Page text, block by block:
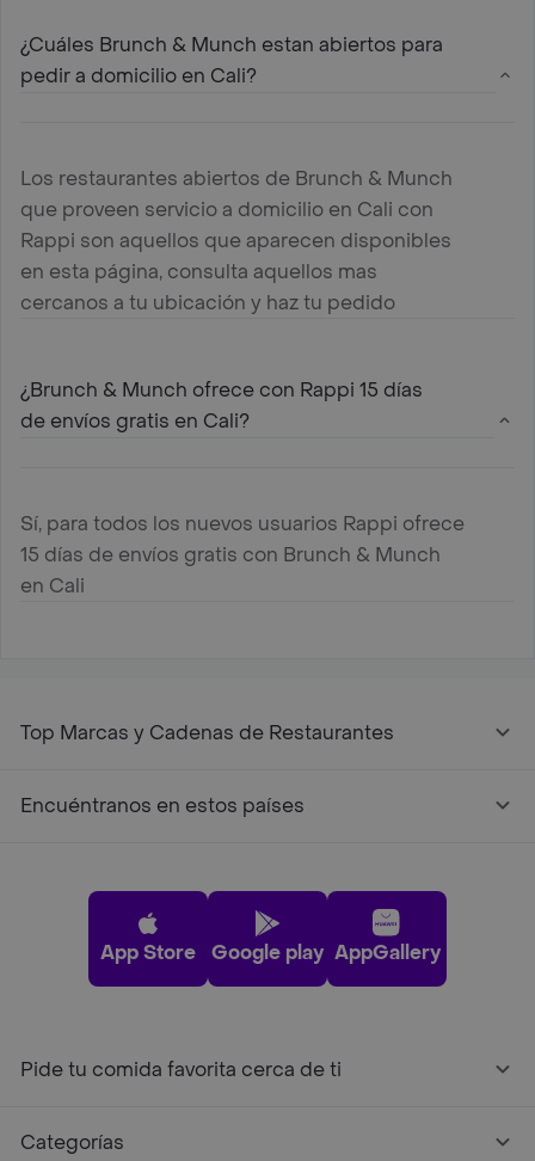
¿Cuáles Brunch & Munch estan abiertos para
pedir a domicilio en Cali?
Los restaurantes abiertos de Brunch & Munch
que proveen servicio a domicilio en Cali con
Rappi son aquellos que aparecen disponibles
en esta página, consulta aquellos mas
cercanos a tu ubicación y haz tu pedido
¿Brunch & Munch ofrece con Rappi 15 días
de envíos gratis en Cali?
Sí, para todos los nuevos usuarios Rappi ofrece
15 días de envíos gratis con Brunch & Munch
en Cali
Top Marcas y Cadenas de Restaurantes
Encuéntranos en estos países
App Store Google play AppGallery
Pide tu comida favorita cerca de ti
Categorías